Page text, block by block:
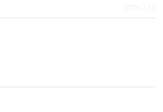
2026.7.15